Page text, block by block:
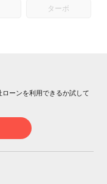
ターボ
ーンを利用できるか試して